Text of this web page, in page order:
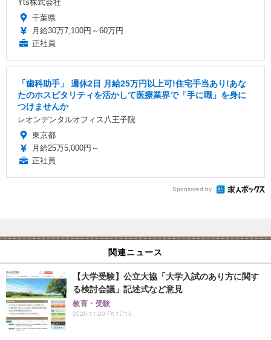
Yts株式会社
千葉県
月給30万7,100円～60万円
正社員
「歯科助手」 週休2日 ️月給25万円以上可!住宅手当あり!あな
たのホスピタリティを活かして医療業界で「手に職」を身に
つけませんか
レオンデンタルオフィス八王子院
東京都
月給25万5,000円～
正社員
Sponsored by
関連ニュース
【大学受験】公立大協「大学入試のあり方に関す
る検討会議」記述式など意見
教育・受験
2020.11.20 Fri 17:15